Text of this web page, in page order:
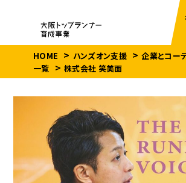
HOME ハンズオン支援
企業とコー
一覧
株式会社 笑美面